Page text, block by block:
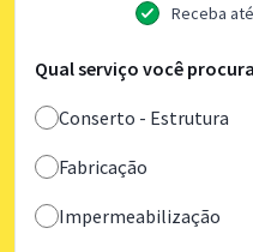
Receba
Qual serviço você
Conserto - Estrutura
Fabricação
Impermeabilização